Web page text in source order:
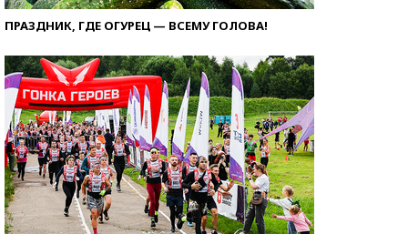
ПРАЗДНИК, ГДЕ ОГУРЕЦ — ВСЕМУ ГОЛОВА!